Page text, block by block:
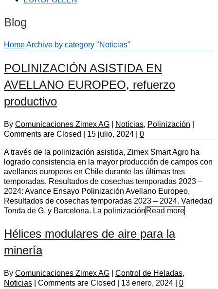
Blog
HomeArchive by category "Noticias"
POLINIZACIÓN ASISTIDA EN
AVELLANO EUROPEO, refuerzo
productivo
By Comunicaciones Zimex AG Noticias, Polinización
Comments are Closed
15 julio, 2024 0
A través de la polinización asistida, Zimex Smart Agro ha
logrado consistencia en la mayor producción de campos con
avellanos europeos en Chile durante las últimas tres
temporadas. Resultados de cosechas temporadas 2023 –
2024: Avance Ensayo Polinización Avellano Europeo,
Resultados de cosechas temporadas 2023 – 2024. Variedad
Tonda de G. y Barcelona. La polinización Read more
Hélices modulares de aire para la
minería
By Comunicaciones Zimex AG Control de Heladas,
Noticias
Comments are Closed 13 enero, 2024 0